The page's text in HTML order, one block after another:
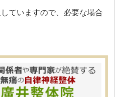
ていますので、必要な場合